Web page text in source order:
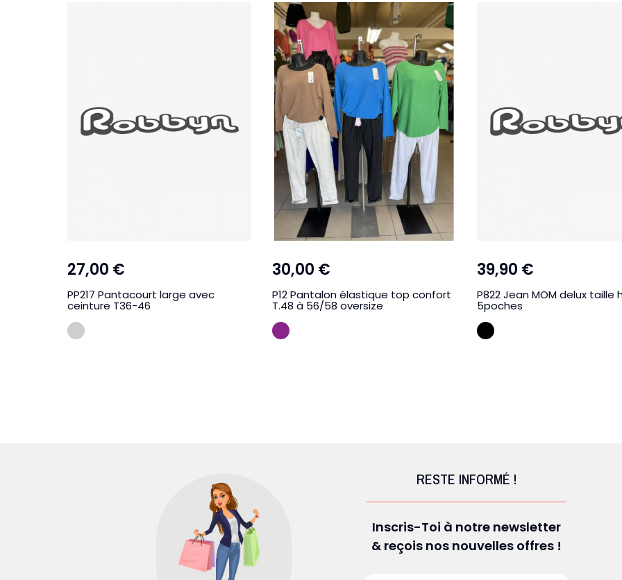
27,00 €
PP217 Pantacourt large avec
ceinture T36-46
GRIS SOURI
30,00 €
P12 Pantalon élastique top confort
T.48 à 56/58 oversize
VIOLINE
39,90 €
P822 Jean MOM delux taille
5poches
Creme
RESTE INFORMÉ !
Inscris-Toi à notre newsletter
& reçois nos nouvelles offres !